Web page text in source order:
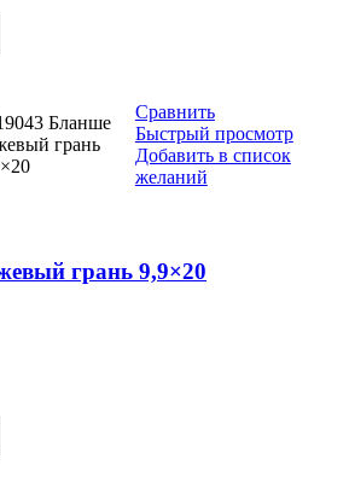
Сравнить
Быстрый просмотр
Добавить в список
желаний
грань 9,9×20